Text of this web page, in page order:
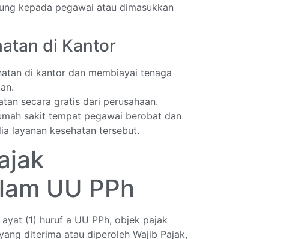
kepada pegawai atau dimasukkan
di Kantor
di kantor dan membiayai tenaga
secara gratis dari perusahaan.
sakit tempat pegawai berobat dan
layanan kesehatan tersebut.
UU PPh
(1) huruf a UU PPh, objek pajak
diterima atau diperoleh Wajib Pajak,